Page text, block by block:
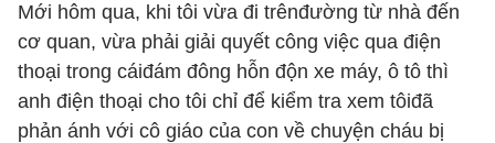
Mới hôm qua, khi tôi vừa đi trênđường từ nhà đến
cơ quan, vừa phải giải quyết công việc qua điện
thoại trong cáiđám đông hỗn độn xe máy, ô tô thì
anh điện thoại cho tôi chỉ để kiểm tra xem tôiđã
phản ánh với cô giáo của con về chuyện cháu bị